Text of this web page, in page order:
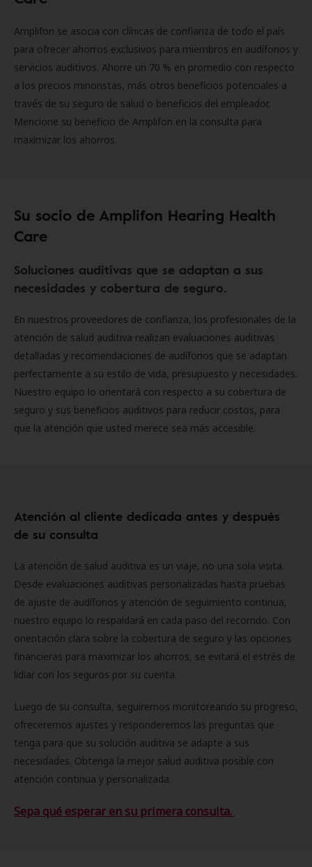
Amplifon se asocia con clínicas de confianza de todo el país
para ofrecer ahorros exclusivos para miembros en audífonos y
servicios auditivos. Ahorre un 70 % en promedio con respecto
a los precios minoristas, más otros beneficios potenciales a
través de su seguro de salud o beneficios del empleador.
Mencione su beneficio de Amplifon en la consulta para
maximizar los ahorros.
Su socio de Amplifon Hearing Health
Care
Soluciones auditivas que se adaptan a sus
necesidades y cobertura de seguro.
En nuestros proveedores de confianza, los profesionales de la
atención de salud auditiva realizan evaluaciones auditivas
detalladas y recomendaciones de audífonos que se adaptan
perfectamente a su estilo de vida, presupuesto y necesidades.
Nuestro equipo lo orientará con respecto a su cobertura de
seguro y sus beneficios auditivos para reducir costos, para
que la atención que usted merece sea más accesible.
Atención al cliente dedicada antes y después
de su consulta
La atención de salud auditiva es un viaje, no una sola visita.
Desde evaluaciones auditivas personalizadas hasta pruebas
de ajuste de audífonos y atención de seguimiento continua,
nuestro equipo lo respaldará en cada paso del recorrido. Con
orientación clara sobre la cobertura de seguro y las opciones
financieras para maximizar los ahorros, se evitará el estrés de
lidiar con los seguros por su cuenta.
Luego de su consulta, seguiremos monitoreando su progreso,
ofreceremos ajustes y responderemos las preguntas que
tenga para que su solución auditiva se adapte a sus
necesidades. Obtenga la mejor salud auditiva posible con
atención continua y personalizada.
Sepa qué esperar en su primera consulta.